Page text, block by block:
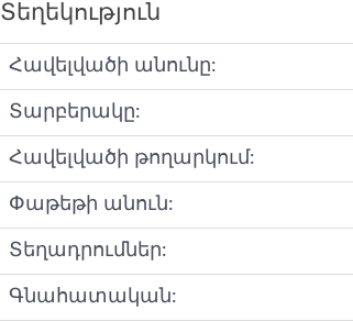
Տեղեկություն
Հավելվածի անունը:
Տարբերակը:
Հավելվածի թողարկում:
Փաթեթի անուն:
Տեղադրումներ:
Գնահատական: